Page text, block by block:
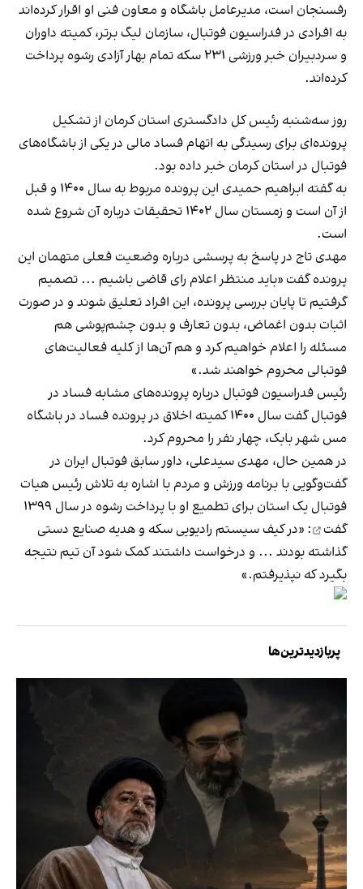
رفسنجان است، مدیرعامل باشگاه و معاون فنی او اقرار کرده‌اند
به افرادی در فدراسیون فوتبال، سازمان لیگ برتر، کمیته داوران
و سردبیران خبر ورزشی ۲۳۱ سکه تمام بهار آزادی رشوه پرداخت
کرده‌اند.
روز سه‌شنبه رئیس کل دادگستری استان کرمان از تشکیل
پرونده‌ای برای رسیدگی به اتهام فساد مالی در یکی از باشگاه‌های
فوتبال در استان کرمان خبر داده بود.
به گفته ابراهیم حمیدی این پرونده مربوط به سال ۱۴۰۰ و قبل
از آن است و زمستان سال ۱۴۰۲ تحقیقات درباره آن شروع شده
است.
مهدی تاج در پاسخ به پرسشی درباره وضعیت فعلی متهمان این
پرونده گفت «باید منتظر اعلام رای قاضی باشیم ... تصمیم
گرفتیم تا پایان بررسی پرونده، این افراد تعلیق شوند و در صورت
اثبات بدون اغماض، بدون تعارف و بدون چشم‌پوشی هم
مسئله را اعلام خواهیم کرد و هم آن‌ها از کلیه فعالیت‌های
فوتبالی محروم خواهند شد.»
رئیس فدراسیون فوتبال درباره پرونده‌های مشابه فساد در
فوتبال گفت سال ۱۴۰۰ کمیته اخلاق در پرونده‌ فساد در باشگاه
مس شهر بابک، چهار نفر را محروم کرد.
در همین حال، مهدی سیدعلی، داور سابق فوتبال ایران در
گفت‌وگویی با برنامه ورزش و مردم با اشاره به تلاش رئیس هیات
فوتبال یک استان برای تطمیع او با پرداخت رشوه در سال ۱۳۹۹
گفت
: «در کیف سیستم رادیویی سکه و هدیه صنایع دستی
گذاشته بودند ... و درخواست داشتند کمک شود آن تیم نتیجه
بگیرد که نپذیرفتم.»
پربازدیدترین‌ها